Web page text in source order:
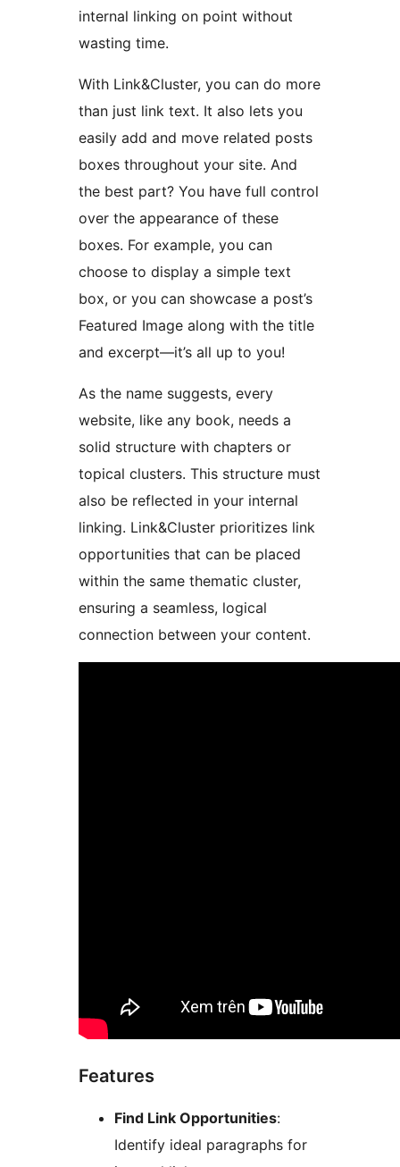
internal linking on point without
wasting time.
With Link&Cluster, you can do more
than just link text. It also lets you
easily add and move related posts
boxes throughout your site. And
the best part? You have full control
over the appearance of these
boxes. For example, you can
choose to display a simple text
box, or you can showcase a post’s
Featured Image along with the title
and excerpt—it’s all up to you!
As the name suggests, every
website, like any book, needs a
solid structure with chapters or
topical clusters. This structure must
also be reflected in your internal
linking. Link&Cluster prioritizes link
opportunities that can be placed
within the same thematic cluster,
ensuring a seamless, logical
connection between your content.
Features
Find Link Opportunities:
Identify ideal paragraphs for